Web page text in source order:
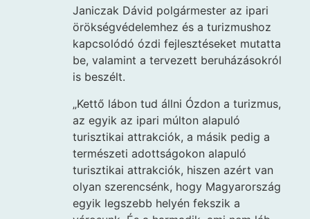
Janiczak Dávid polgármester az ipari
örökségvédelemhez és a turizmushoz
kapcsolódó ózdi fejlesztéseket mutatta
be, valamint a tervezett beruházásokról
is beszélt.
„Kettő lábon tud állni Ózdon a turizmus,
az egyik az ipari múlton alapuló
turisztikai attrakciók, a másik pedig a
természeti adottságokon alapuló
turisztikai attrakciók, hiszen azért van
olyan szerencsénk, hogy Magyarország
egyik legszebb helyén fekszik a